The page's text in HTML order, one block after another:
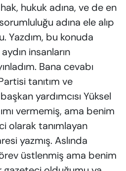
hukuk adına, ve de en
adına ele alıp
Yazdım, bu konuda
insanların
Bana cevabı
tanıtım ve
yardımcısı Yüksel
vermemiş, ama benim
olarak tanımlayan
yazmış. Aslında
üstlenmiş ama benim